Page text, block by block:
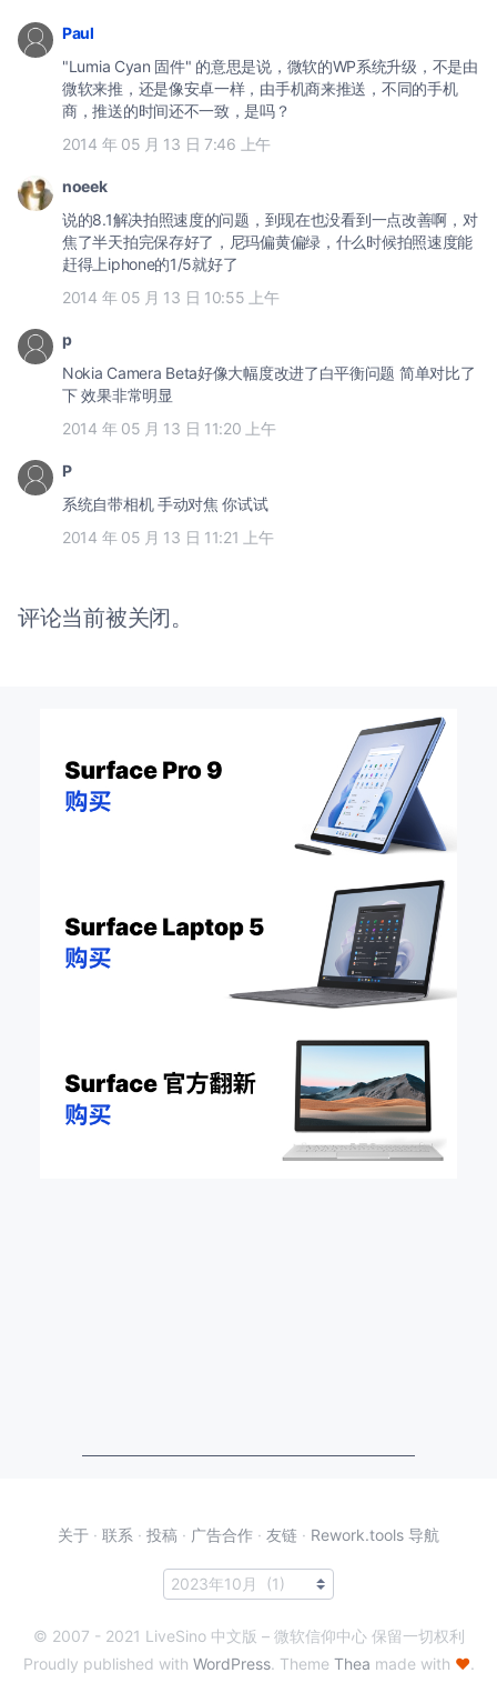
Paul
"Lumia Cyan 固件" 的意思是说，微软的WP系统升级，不是由
微软来推，还是像安卓一样，由手机商来推送，不同的手机
商，推送的时间还不一致，是吗？
2014 年 05 月 13 日 7:46 上午
noeek
说的8.1解决拍照速度的问题，到现在也没看到一点改善啊，对
焦了半天拍完保存好了，尼玛偏黄偏绿，什么时候拍照速度能
赶得上iphone的1/5就好了
2014 年 05 月 13 日 10:55 上午
p
Nokia Camera Beta好像大幅度改进了白平衡问题 简单对比了
下 效果非常明显
2014 年 05 月 13 日 11:20 上午
P
系统自带相机 手动对焦 你试试
2014 年 05 月 13 日 11:21 上午
评论当前被关闭。
关于 · 联系 · 投稿 · 广告合作 · 友链 · Rework.tools 导航
© 2007 - 2021 LiveSino 中文版 – 微软信仰中心 保留一切权利
Proudly published with WordPress. Theme Thea made with ♥.